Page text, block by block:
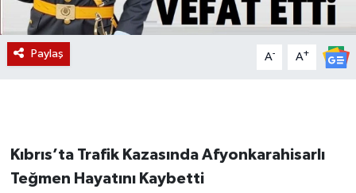
Paylaş A- A+
Kıbrıs’ta Trafik Kazasında Afyonkarahisarlı
Teğmen Hayatını Kaybetti